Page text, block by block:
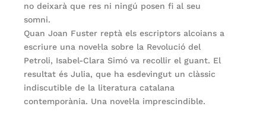
no deixarà que res ni ningú posen fi al seu
somni.
Quan Joan Fuster reptà els escriptors alcoians a
escriure una novel·la sobre la Revolució del
Petroli, Isabel-Clara Simó va recollir el guant. El
resultat és Julia, que ha esdevingut un clàssic
indiscutible de la literatura catalana
contemporània. Una novel·la imprescindible.